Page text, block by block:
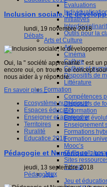
Evaluations
Initiatives
Outils pour la
Arts et Culture
Art
Cinéma
Culture
Culture et
Dispositifs de
Littérature
Formation
Compétences
Dispositifs de
E- formation
Enjeux et
Enseignement
Formations
Formation
Mooc’s
Outils
Sites
Tutorat
Jeux
Jeu et
Inclusion sociale, le
lundi, 19 novembre 2018
Débats
Oui, la " société apprenante " est un
encore oui, on trouve ce concept
nous aider à y répondre.
En savoir plus...
Ecosystème numérique
Espaces éducatifs
Enseigner et apprendre
Territoires
Ruralité
Educatice 2018
Pédagogie et Numérique :
jeudi, 13 septembre 2018
Pédagogie